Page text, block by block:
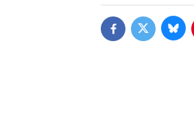
FacebookTwitter